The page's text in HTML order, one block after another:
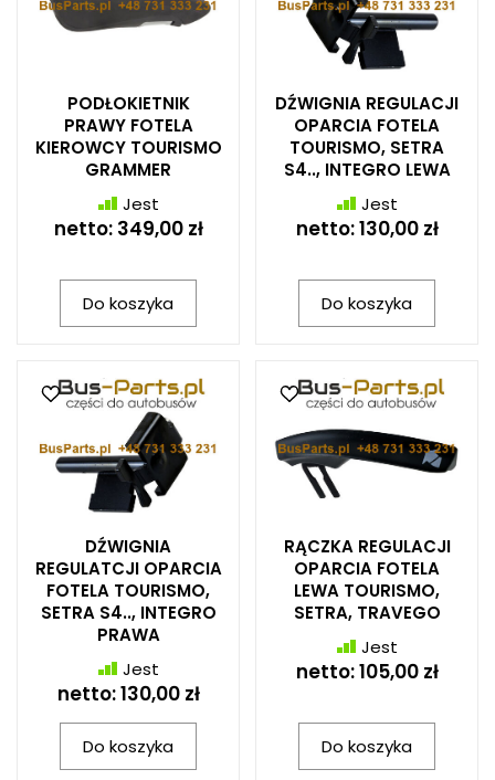
PODŁOKIETNIK
PRAWY FOTELA
KIEROWCY TOURISMO
GRAMMER
Jest
netto: 349,00 zł
Do koszyka
DŹWIGNIA REGULACJI
OPARCIA FOTELA
TOURISMO, SETRA
S4.., INTEGRO LEWA
Jest
netto:130,00 zł
Do koszyka
DŹWIGNIA
REGULATCJI OPARCIA
FOTELA TOURISMO,
SETRA S4.., INTEGRO
PRAWA
Jest
netto:130,00 zł
Do koszyka
RĄCZKA REGULACJI
OPARCIA FOTELA
LEWA TOURISMO,
SETRA, TRAVEGO
Jest
netto:105,00 zł
Do koszyka